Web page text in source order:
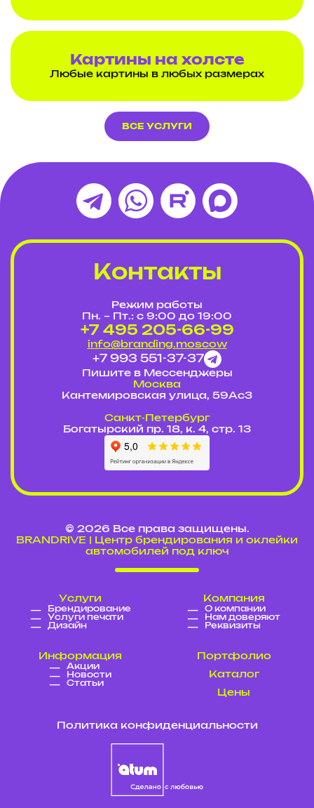
Картины на холсте
Любые картины в любых размерах
ВСЕ УСЛУГИ
© 2026 Все права защищены.
BRANDRIVE | Центр брендирования и оклейки
автомобилей под ключ
Услуги
Брендирование
Услуги печати
Дизайн
Компания
О компании
Нам доверяют
Реквизиты
Информация
Акции
Новости
Статьи
Портфолио
Каталог
Цены
Политика конфиденциальности
Контакты
Режим работы
Пн. – Пт.: с 9:00 до 19:00
+7 495 205-66-99
info@branding.moscow
+7 993 551-37-37
Пишите в Мессенджеры
Москва
Кантемировская улица, 59Ас3
Cанкт-Петербург
Богатырский пр. 18, к. 4, стр. 13